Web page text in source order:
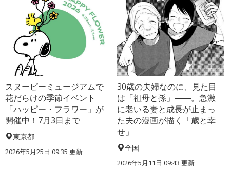
スヌーピーミュージアムで
花だらけの季節イベント
「ハッピー・フラワー」が
開催中！7月3日まで
東京都
2026年5月25日 09:35 更新
30歳の夫婦なのに、見た目
は「祖母と孫」――。急激
に老いる妻と成長が止まっ
た夫の漫画が描く「歳と幸
せ」
全国
2026年5月11日 09:43 更新